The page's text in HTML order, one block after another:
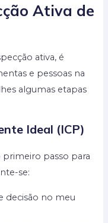
Ativa de
ativa, é
e pessoas na
algumas etapas
Ideal (ICP)
passo para
se:
decisão no meu